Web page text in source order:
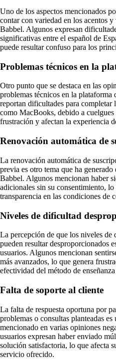
Uno de los aspectos mencionados
contar con variedad en los acentos
Babbel. Algunos expresan
significativas entre el español de
puede resultar confuso para los
Problemas técnicos en la
Otro punto que se destaca en las
problemas técnicos en la
reportan dificultades para completar
como MacBooks, debido a cuelgues
frustración y afectan la experiencia
Renovación automática de
La renovación automática de
previa es otro tema que ha
Babbel. Algunos mencionan haber
adicionales sin su consentimiento,
transparencia en las condiciones de
Niveles de dificultad
La percepción de que los niveles
pueden resultar desproporcionados
usuarios. Algunos mencionan
más avanzados, lo que genera
efectividad del método de
Falta de soporte al cliente
La falta de respuesta oportuna por
problemas o consultas planteadas
mencionado en varias opiniones
usuarios expresan haber enviado
solución satisfactoria, lo que afecta
servicio ofrecido.